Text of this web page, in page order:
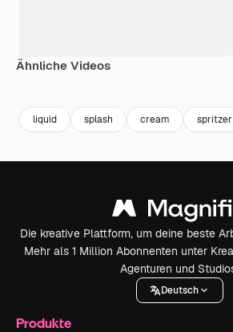
Ähnliche Videos
liquid splash cream spritzer
Die kreative Plattform, um deine beste
Mehr als 1 Million Abonnenten unter
Agenturen und
Deutsch
Produkte